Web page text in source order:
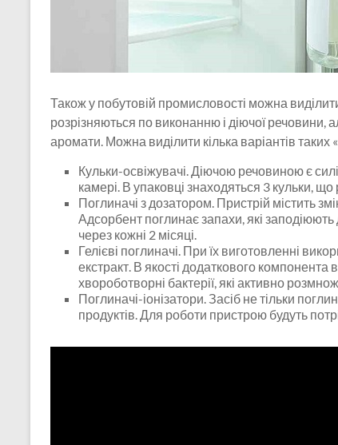
Також у побутовій промисловості можна
розрізняються по виконанню і діючої речовини,
аромати. Можна виділити кілька варіантів таких
Кульки-освіжувачі. Діючою речовиною є
камері. В упаковці знаходяться 3 кульки,
Поглиначі з дозатором. Пристрій містить
Адсорбент поглинає запахи, які
через кожні 2 місяці.
Гелієві поглиначі. При їх виготовленні
екстракт. В якості додаткового компонента
хвороботворні бактерії, які активно
Поглиначі-іонізатори. Засіб не тільки
продуктів. Для роботи пристрою будуть